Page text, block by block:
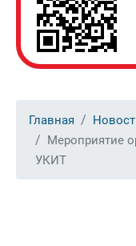
Главная
Мероприятие
УКИТ